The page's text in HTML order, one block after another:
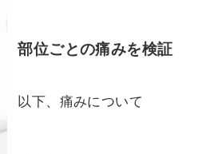
部位ごとの痛みを検証
以下、痛みについて